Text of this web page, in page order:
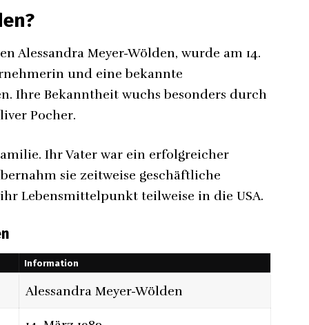
Alessandra Meyer-Wölden, wurde am 14.
und eine bekannte
Ihre Bekanntheit wuchs besonders durch
Pocher.
Ihr Vater war ein erfolgreicher
sie zeitweise geschäftliche
Lebensmittelpunkt teilweise in die USA.
Information
Alessandra Meyer-Wölden